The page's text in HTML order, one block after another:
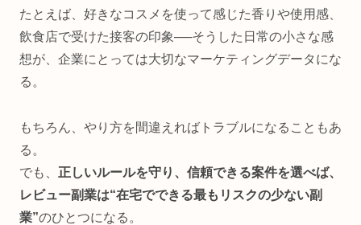
たとえば、好きなコスメを使って感じた香りや使用感、
飲食店で受けた接客の印象──そうした日常の小さな感
想が、企業にとっては大切なマーケティングデータにな
る。
もちろん、やり方を間違えればトラブルになることもあ
る。
でも、 正しいルールを守り、信頼できる案件を選べば、
レビュー副業は“在宅でできる最もリスクの少ない副
業”のひとつになる。